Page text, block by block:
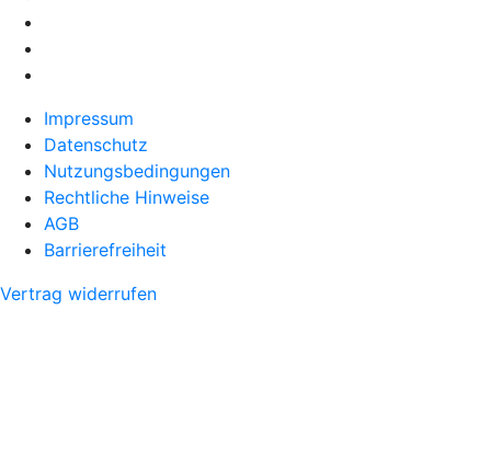
Impressum
Datenschutz
Nutzungsbedingungen
Rechtliche Hinweise
AGB
Barrierefreiheit
Vertrag widerrufen